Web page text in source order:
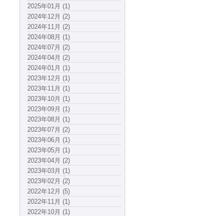
2025年01月 (1)
2024年12月 (2)
2024年11月 (2)
2024年08月 (1)
2024年07月 (2)
2024年04月 (2)
2024年01月 (1)
2023年12月 (1)
2023年11月 (1)
2023年10月 (1)
2023年09月 (1)
2023年08月 (1)
2023年07月 (2)
2023年06月 (1)
2023年05月 (1)
2023年04月 (2)
2023年03月 (1)
2023年02月 (2)
2022年12月 (5)
2022年11月 (1)
2022年10月 (1)